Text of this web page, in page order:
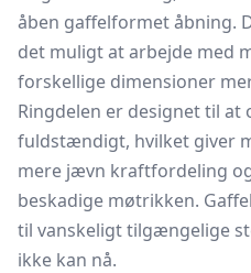
åben gaffelformet åbning.
det muligt at arbejde med
forskellige dimensioner
Ringdelen er designet til
fuldstændigt, hvilket giver
mere jævn kraftfordeling
beskadige møtrikken.
til vanskeligt tilgængelige
ikke kan nå.